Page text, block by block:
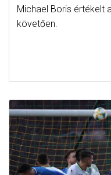
Michael Boris értékelt
követően.